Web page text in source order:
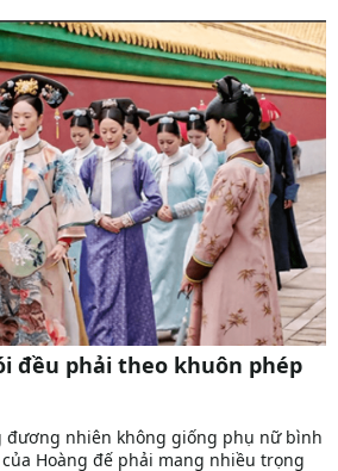
đều phải theo khuôn phép
đương nhiên không giống phụ nữ bình
Hoàng đế phải mang nhiều trọng